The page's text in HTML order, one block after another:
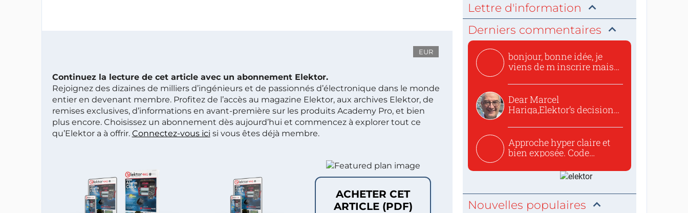
EUR
Continuez la lecture de cet article avec un abonnement Elektor.
Rejoignez des dizaines de milliers d’ingénieurs et de passionnés d’électronique dans le monde
entier en devenant membre. Profitez de l’accès au magazine Elektor, aux archives Elektor, de
remises exclusives, d’informations en avant-première sur les produits Academy Pro, et bien
plus encore. Choisissez un abonnement dès aujourd’hui et commencez à explorer tout ce
qu’Elektor a à offrir. Connectez-vous ici si vous êtes déjà membre.
ACHETER CET
ARTICLE (PDF)
Lettre d'information
Derniers commentaires
bonjour, bonne idée, je
viens de m inscrire mais
Dear Marcel
Hariga,Elektor’s decision
Approche hyper claire et
bien exposée. Code
Nouvelles populaires